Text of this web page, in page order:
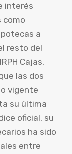
interés
como
a
resto del
Cajas,
las dos
vigente
su última
oficial, su
ha sido
entre